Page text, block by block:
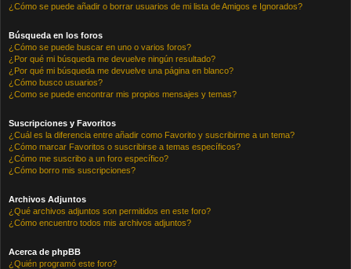
¿Cómo se puede añadir o borrar usuarios de mi lista de Amigos e Ignorados?
Búsqueda en los foros
¿Cómo se puede buscar en uno o varios foros?
¿Por qué mi búsqueda me devuelve ningún resultado?
¿Por qué mi búsqueda me devuelve una página en blanco?
¿Cómo busco usuarios?
¿Como se puede encontrar mis propios mensajes y temas?
Suscripciones y Favoritos
¿Cuál es la diferencia entre añadir como Favorito y suscribirme a un tema?
¿Cómo marcar Favoritos o suscribirse a temas específicos?
¿Cómo me suscribo a un foro específico?
¿Cómo borro mis suscripciones?
Archivos Adjuntos
¿Qué archivos adjuntos son permitidos en este foro?
¿Cómo encuentro todos mis archivos adjuntos?
Acerca de phpBB
¿Quién programó este foro?